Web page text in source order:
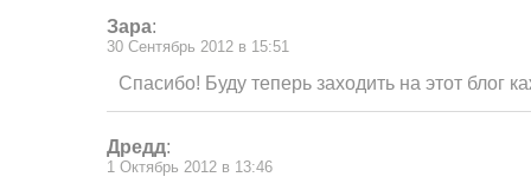
Зара:
30 Сентябрь 2012 в 15:51
Спасибо! Буду теперь заходить на этот блог
Дредд:
1 Октябрь 2012 в 13:46